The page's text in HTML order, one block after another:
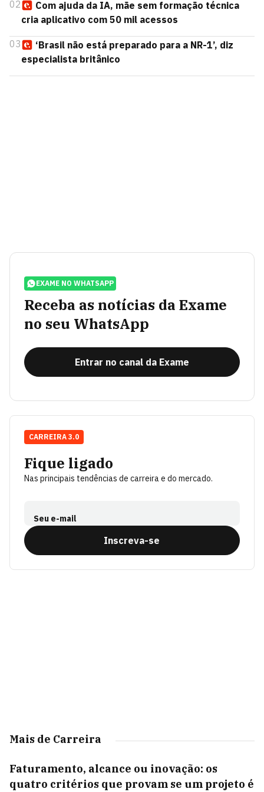
02
Com ajuda da IA, mãe sem formação técnica
cria aplicativo com 50 mil acessos
03
‘Brasil não está preparado para a NR-1’, diz
especialista britânico
EXAME NO WHATSAPP
Receba as notícias da Exame
no seu WhatsApp
Entrar no canal da Exame
Fique ligado
Nas principais tendências de carreira e do mercado.
Seu e-mail
Inscreva-se
CARREIRA 3.0
Mais de Carreira
Faturamento, alcance ou inovação: os
quatro critérios que provam se um projeto é